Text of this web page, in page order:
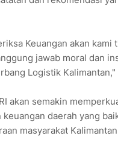
Keuangan akan
jawab moral dan
Logistik Kalimantan,"
akan semakin
daerah yang
masyarakat